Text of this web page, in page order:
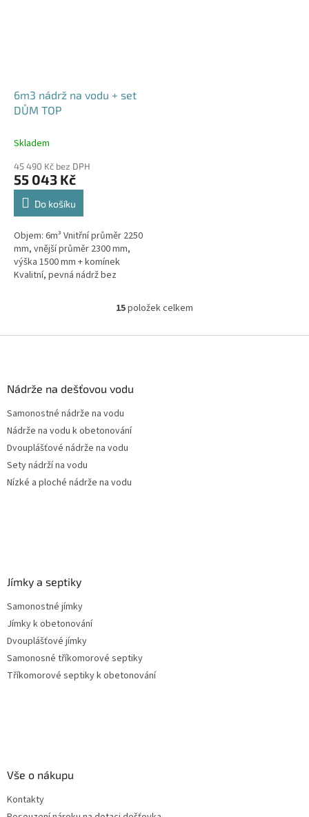
6m3 nádrž na vodu + set
DŮM TOP
Skladem
45 490 Kč bez DPH
55 043 Kč
Do košíku
Objem: 6m³ Vnitřní průměr 2250
mm, vnější průměr 2300 mm,
výška 1500 mm + komínek
Kvalitní, pevná nádrž bez
umístění přítoku/ů, odtoku/ů
O
l
15položek celkem
Nádrže na dešťovou vodu
Samonostné nádrže na vodu
Nádrže na vodu k obetonování
Dvouplášťové nádrže na vodu
Sety nádrží na vodu
Nízké a ploché nádrže na vodu
Jímky a septiky
Samonostné jímky
Jímky k obetonování
Dvouplášťové jímky
Samonosné tříkomorové septiky
Tříkomorové septiky k obetonování
Vše o nákupu
Kontakty